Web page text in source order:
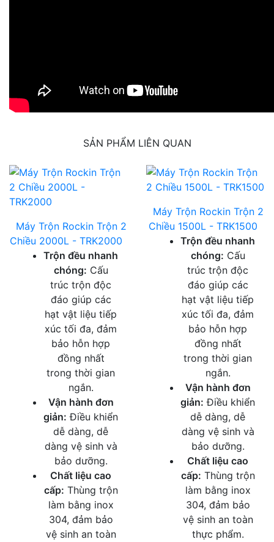
SẢN PHẨM LIÊN QUAN
Máy Trộn Rockin Trộn 2
Chiều 2000L - TRK2000
Trộn đều nhanh
chóng: Cấu
trúc trộn độc
đáo giúp các
hạt vật liệu tiếp
xúc tối đa, đảm
bảo hỗn hợp
đồng nhất
trong thời gian
ngắn.
Vận hành đơn
giản: Điều khiển
dễ dàng, dễ
dàng vệ sinh và
bảo dưỡng.
Chất liệu cao
cấp: Thùng trộn
làm bằng inox
304, đảm bảo
vệ sinh an toàn
Máy Trộn Rockin Trộn 2
Chiều 1500L - TRK1500
Trộn đều nhanh
chóng: Cấu
trúc trộn độc
đáo giúp các
hạt vật liệu tiếp
xúc tối đa, đảm
bảo hỗn hợp
đồng nhất
trong thời gian
ngắn.
Vận hành đơn
giản: Điều khiển
dễ dàng, dễ
dàng vệ sinh và
bảo dưỡng.
Chất liệu cao
cấp: Thùng trộn
làm bằng inox
304, đảm bảo
vệ sinh an toàn
thực phẩm.